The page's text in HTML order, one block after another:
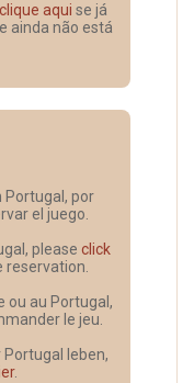
clique aqui se já
ainda não está
Portugal, por
el juego.
pleaseclick
reservation.
ou au Portugal,
le jeu.
Portugal leben,
.